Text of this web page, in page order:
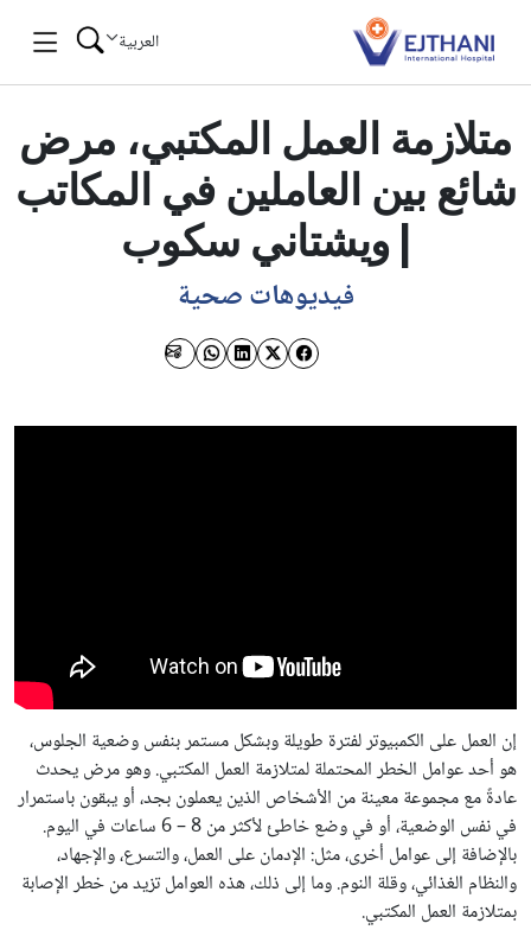
العربية
متلازمة العمل المكتبي، مرض
شائع بين العاملين في المكاتب
| ويشتاني سكوب
فيديوهات صحية
إن العمل على الكمبيوتر لفترة طويلة وبشكل مستمر بنفس وضعية الجلوس،
هو أحد عوامل الخطر المحتملة لمتلازمة العمل المكتبي. وهو مرض يحدث
عادةً مع مجموعة معينة من الأشخاص الذين يعملون بجد، أو يبقون باستمرار
في نفس الوضعية، أو في وضع خاطئ لأكثر من 8 – 6 ساعات في اليوم.
بالإضافة إلى عوامل أخرى، مثل: الإدمان على العمل، والتسرع، والإجهاد،
والنظام الغذائي، وقلة النوم. وما إلى ذلك، هذه العوامل تزيد من خطر الإصابة
بمتلازمة العمل المكتبي.